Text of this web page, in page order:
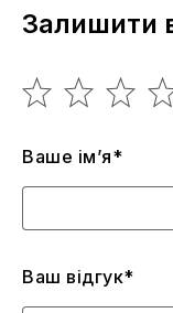
Залишити
Ваше ім’я*
Ваш відгук*